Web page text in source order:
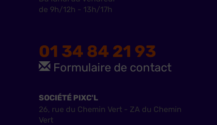
de 9h/12h - 13h/17h
01 34 84 21 93
Formulaire de contact
SOCIÉTÉ PIXC'L
26, rue du Chemin Vert - ZA du Chemin
Vert